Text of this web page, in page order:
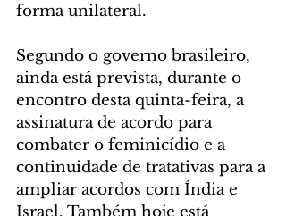
forma unilateral.
Segundo o governo brasileiro,
ainda está prevista, durante o
encontro desta quinta-feira, a
assinatura de acordo para
combater o feminicídio e a
continuidade de tratativas para a
ampliar acordos com Índia e
Israel. Também hoje está